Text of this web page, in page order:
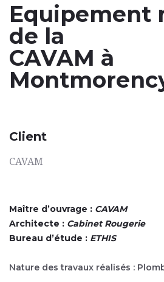
Equipement
de la
CAVAM à
Client
CAVAM
Maître d’ouvrage : CAVAM
Architecte : Cabinet Rougerie
Bureau d’étude : ETHIS
Nature des travaux réalisés :